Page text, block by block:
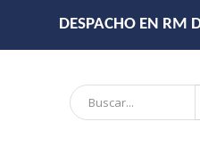
DESPACHO EN RM
Search